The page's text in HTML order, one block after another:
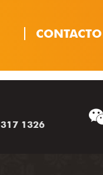
CONTACTO
1326